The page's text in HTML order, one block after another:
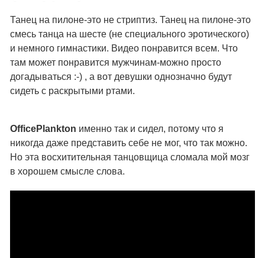
Танец на пилоне-это не стриптиз. Танец на пилоне-это
смесь танца на шесте (не специального эротического)
и немного гимнастики. Видео понравится всем. Что
там может понравится мужчинам-можно просто
догадываться :-) , а вот девушки однозначно будут
сидеть с раскрытыми ртами.
OfficePlankton именно так и сидел, потому что я
никогда даже представить себе не мог, что так можно.
Но эта восхитительная танцовщица сломала мой мозг
в хорошем смысле слова.